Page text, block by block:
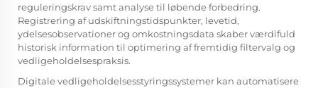
reguleringskrav samt analyse til løbende forbedring.
Registrering af udskiftningstidspunkter, levetid,
ydelsesobservationer og omkostningsdata skaber værdifuld
historisk information til optimering af fremtidig filtervalg og
vedligeholdelsespraksis.
Digitale vedligeholdelsesstyringssystemer kan automatisere